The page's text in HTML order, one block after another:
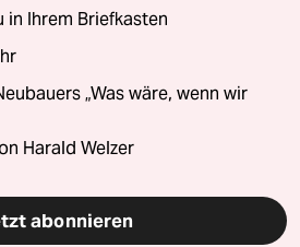
in Ihrem Briefkasten
„Was wäre, wenn wir
Harald Welzer
abonnieren